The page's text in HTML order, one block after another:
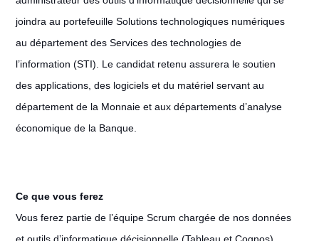
joindra au portefeuille Solutions technologiques numériques
au département des Services des technologies de
l’information (STI). Le candidat retenu assurera le soutien
des applications, des logiciels et du matériel servant au
département de la Monnaie et aux départements d’analyse
économique de la Banque.
Ce que vous ferez
Vous ferez partie de l’équipe Scrum chargée de nos données